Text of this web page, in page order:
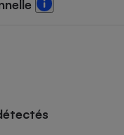
Assurance emprunteur